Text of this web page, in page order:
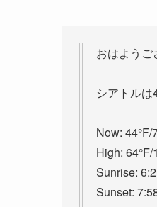
おはようご
シアトルは
Now:
High:
Sunrise:
Sunset: